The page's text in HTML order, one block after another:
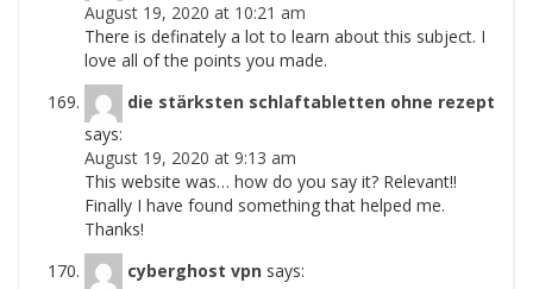
August 19, 2020 at 10:21 am
There is definately a lot to learn about this subject. I
love all of the points you made.
die stärksten schlaftabletten ohne rezept
says:
August 19, 2020 at 9:13 am
This website was… how do you say it? Relevant!!
Finally I have found something that helped me.
Thanks!
cyberghost vpn says: